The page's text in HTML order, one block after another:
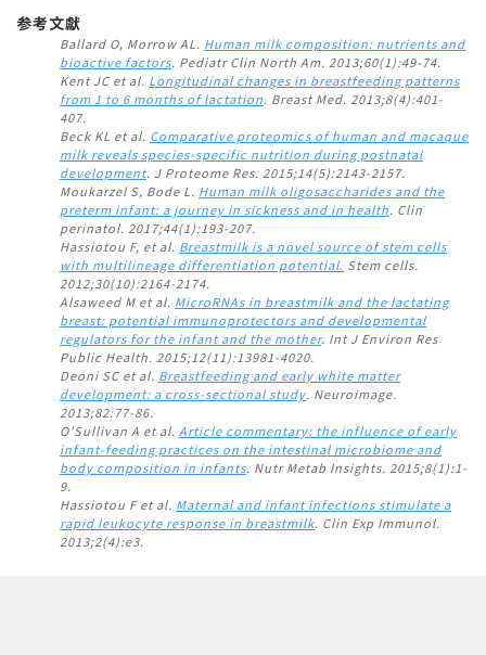
参考文獻
Ballard O, Morrow AL. Human milk composition: nutrients and
bioactive factors. Pediatr Clin North Am. 2013;60(1):49-74.
Kent JC et al. Longitudinal changes in breastfeeding patterns
from 1 to 6 months of lactation. Breast Med. 2013;8(4):401-
407.
Beck KL et al. Comparative proteomics of human and macaque
milk reveals species-specific nutrition during postnatal
development. J Proteome Res. 2015;14(5):2143-2157.
Moukarzel S, Bode L. Human milk oligosaccharides and the
preterm infant: a journey in sickness and in health. Clin
perinatol. 2017;44(1):193-207.
Hassiotou F, et al. Breastmilk is a novel source of stem cells
with multilineage differentiation potential. Stem cells.
2012;30(10):2164-2174.
Alsaweed M et al. MicroRNAs in breastmilk and the lactating
breast: potential immunoprotectors and developmental
regulators for the infant and the mother. Int J Environ Res
Public Health. 2015;12(11):13981-4020.
Deoni SC et al. Breastfeeding and early white matter
development: a cross-sectional study. Neuroimage.
2013;82:77-86.
O'Sullivan A et al. Article commentary: the influence of early
infant-feeding practices on the intestinal microbiome and
body composition in infants. Nutr Metab Insights. 2015;8(1):1-
9.
Hassiotou F et al. Maternal and infant infections stimulate a
rapid leukocyte response in breastmilk. Clin Exp Immunol.
2013;2(4):e3.